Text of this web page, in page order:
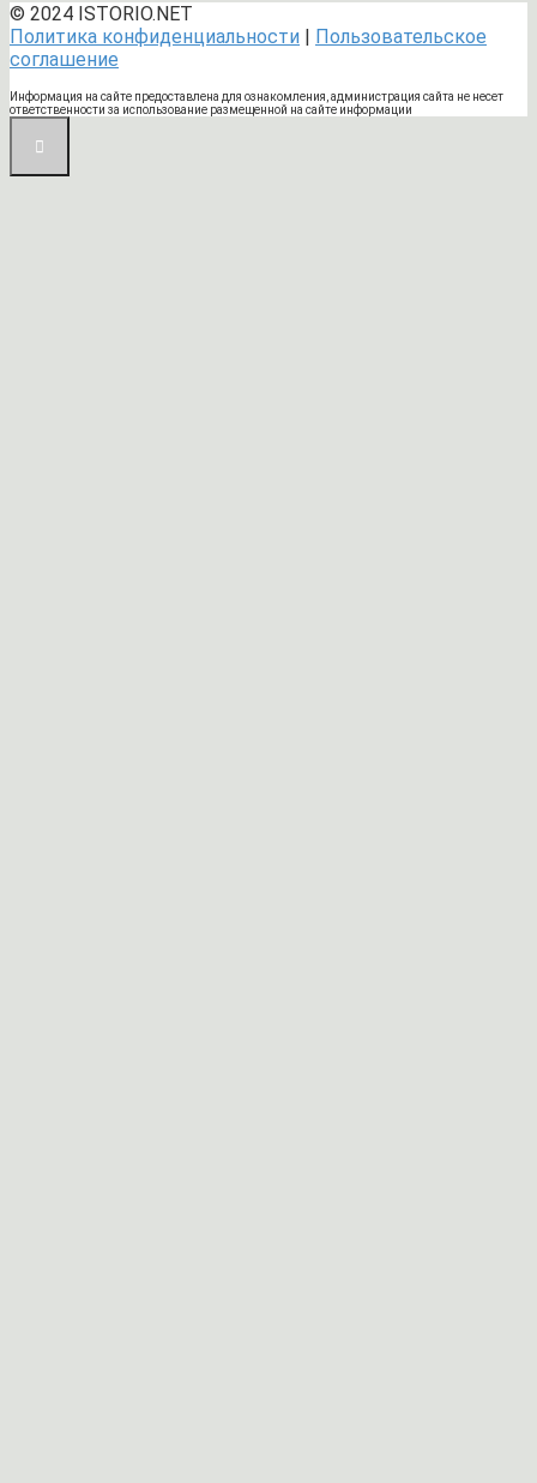
© 2024 ISTORIO.NET
Политика конфиденциальности | Пользовательское
соглашение
Информация на сайте предоставлена для ознакомления, администрация сайта не несет
ответственности за использование размещенной на сайте информации